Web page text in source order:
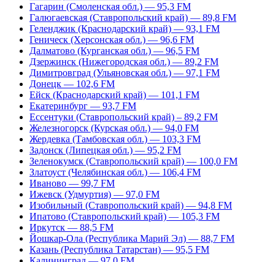
Гагарин (Смоленская обл.) — 95,3 FM
Галюгаевская (Ставропольский край) — 89,8 FM
Геленджик (Краснодарский край) — 93,1 FM
Геническ (Херсонская обл.) — 96,6 FM
Далматово (Курганская обл.) — 96,5 FM
Дзержинск (Нижегородская обл.) — 89,2 FM
Димитровград (Ульяновская обл.) — 97,1 FM
Донецк — 102,6 FM
Ейск (Краснодарский край) — 101,1 FM
Екатеринбург — 93,7 FM
Ессентуки (Ставропольский край) – 89,2 FM
Железногорск (Курская обл.) — 94,0 FM
Жердевка (Тамбовская обл.) — 103,3 FM
Задонск (Липецкая обл.) — 95,2 FM
Зеленокумск (Ставропольский край) — 100,0 FM
Златоуст (Челябинская обл.) — 106,4 FM
Иваново — 99,7 FM
Ижевск (Удмуртия) — 97,0 FM
Изобильный (Ставропольский край) — 94,8 FM
Ипатово (Ставропольский край) — 105,3 FM
Иркутск — 88,5 FM
Йошкар-Ола (Республика Марий Эл) — 88,7 FM
Казань (Республика Татарстан) — 95,5 FM